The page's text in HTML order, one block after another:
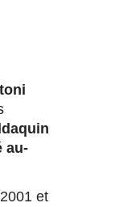
au-
et